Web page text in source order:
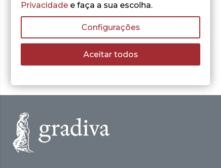
Steven M. Cahn
Ensinar Filosofia
preço
original
preço
atual
ADICIONAR
Privacidade e faça a sua escolha.
Configurações
Aceitar todos